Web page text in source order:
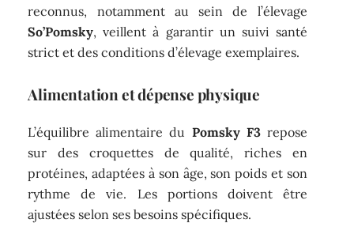
reconnus, notamment au sein de l’élevage
So’Pomsky, veillent à garantir un suivi santé
strict et des conditions d’élevage exemplaires.
Alimentation et dépense physique
L’équilibre alimentaire du Pomsky F3repose
sur des croquettes de qualité, riches en
protéines, adaptées à son âge, son poids et son
rythme de vie. Les portions doivent être
ajustées selon ses besoins spécifiques.